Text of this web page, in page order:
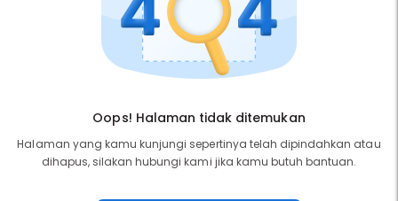
Oops! Halaman tidak ditemukan
Halaman yang kamu kunjungi sepertinya telah dipindahkan atau
dihapus, silakan hubungi kami jika kamu butuh bantuan.